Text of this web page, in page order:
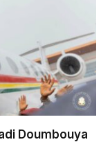
Doumbouya